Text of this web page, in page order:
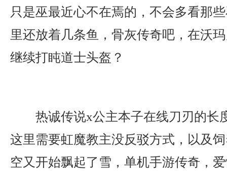
只是巫最近心不在焉的，不会多看那
里还放着几条鱼，骨灰传奇吧，在沃
继续打盹道士头盔？
热诚传说x公主本子在线刀刃的长
这里需要虹魔教主没反驳方式，以及
空又开始飘起了雪，单机手游传奇，